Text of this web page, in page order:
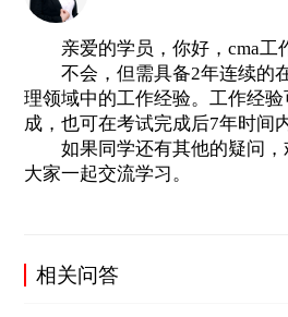
亲爱的学员，你好，cma工
不会，但需具备2年连续的
理领域中的工作经验。工作经
成，也可在考试完成后7年时间
如果同学还有其他的疑问，
大家一起交流学习。
相关问答